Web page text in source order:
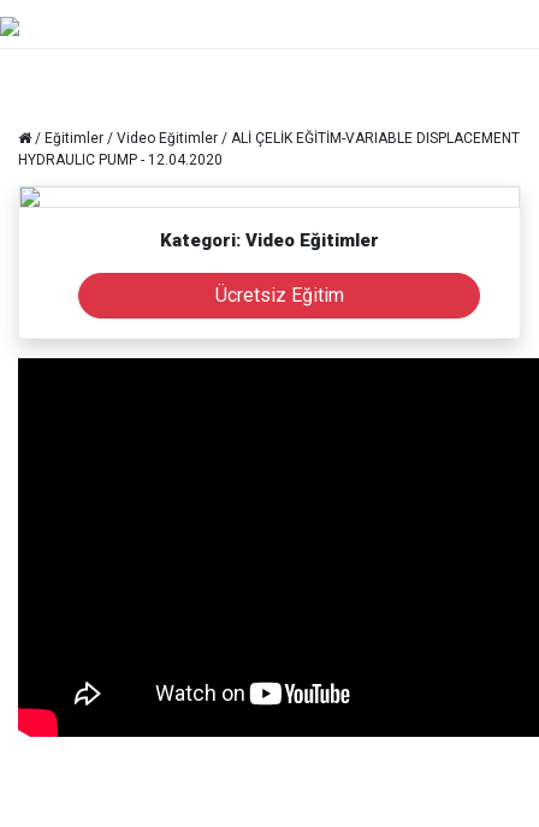
/ Eğitimler / Video Eğitimler / ALİ ÇELİK EĞİTİM-VARIABLE DISPLACEMENT
HYDRAULIC PUMP - 12.04.2020
Kategori: Video Eğitimler
Ücretsiz Eğitim